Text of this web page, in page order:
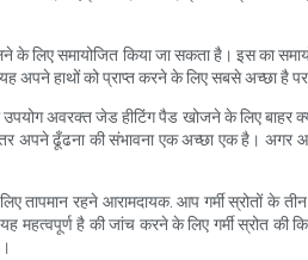
समायोजित किया जा सकता है। इस का
अपने हाथों को प्राप्त करने के लिए सबसे अच्छा है
अवरक्त जेड हीटिंग पैड खोजने के लिए बाहर
ढूँढना की संभावना एक अच्छा एक है।
तापमान रहने आरामदायक. आप गर्मी स्रोतों
है की जांच करने के लिए गर्मी स्रोत